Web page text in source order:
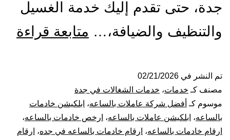
جدة، حتى تقدم إليك خدمة الغسيل
والتنظيف والضيافة،… متابعة قراءة
تم النشر في 02/21/2026
مصنف كـ خدمات، خدمات الشغالات في جدة
موسوم كـ أفضل شركة عاملات بالساعه، ابلكيشن خادمات
بالساعه، ابلكيشن عاملات بالساعه، ارخص خادمات بالساعه،
ارقام خادمات بالساعه، ارقام خادمات بالساعه في جده، ارقام